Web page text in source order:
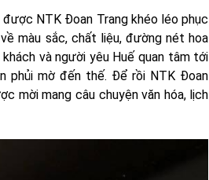
NTK Đoan Trang khéo léo phục
màu sắc, chất liệu, đường nét hoa
và người yêu Huế quan tâm tới
phủi mờ đến thế. Để rồi NTK Đoan
mời mang câu chuyện văn hóa, lịch